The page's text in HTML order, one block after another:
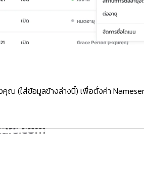
คุณ (ใส่ข้อมูลข้างล่างนี้) เพื่อตั่งค่า